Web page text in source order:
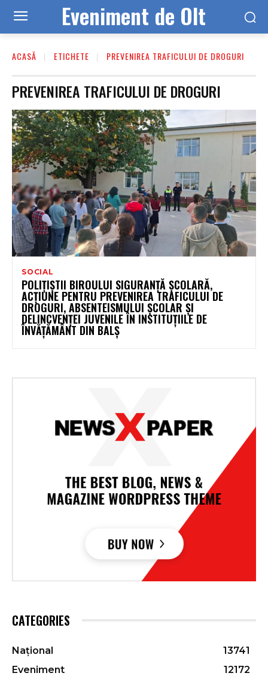
Eveniment de Olt
ACASĂ ETICHETE PREVENIREA TRAFICULUI DE DROGURI
PREVENIREA TRAFICULUI DE DROGURI
SOCIAL
POLIȚIȘTII BIROULUI SIGURANȚĂ ȘCOLARĂ,
ACȚIUNE PENTRU PREVENIREA TRAFICULUI DE
DROGURI, ABSENTEISMULUI ȘCOLAR ȘI
DELINCVENȚEI JUVENILE ÎN INSTITUȚIILE DE
ÎNVĂȚĂMÂNT DIN BALȘ
CATEGORIES
Național
13741
Eveniment
12172